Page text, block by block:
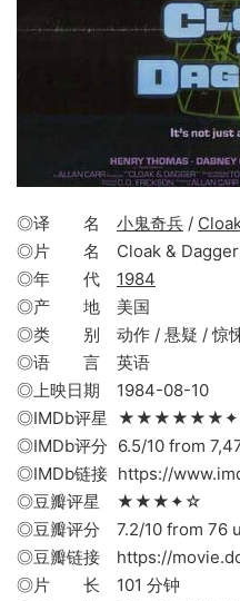
◎译 名 小鬼奇兵 /
◎片 名 Cloak & Dagger
◎年 代 1984
◎产 地 美国
◎类 别 动作 / 悬疑 / 惊悚
◎语 言 英语
◎上映日期 1984-08-10
◎IMDb评星
◎IMDb评分 6.5/10 from
◎IMDb链接 https://
◎豆瓣评星 ★★★✦☆
◎豆瓣评分 7.2/10 from 76
◎豆瓣链接 https://
◎片 长 101 分钟